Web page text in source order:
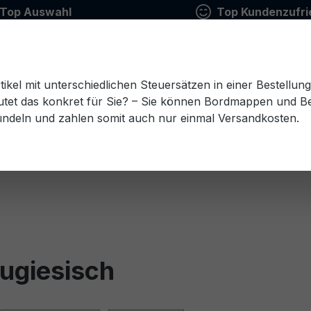
Top Auswahl Top
Estnisch Finnisch Französisch Griechisch
mit unterschiedlichen Steuersätzen in einer
das konkret für Sie? – Sie können Bordmappen und
und zahlen somit auch nur einmal Versandkosten.